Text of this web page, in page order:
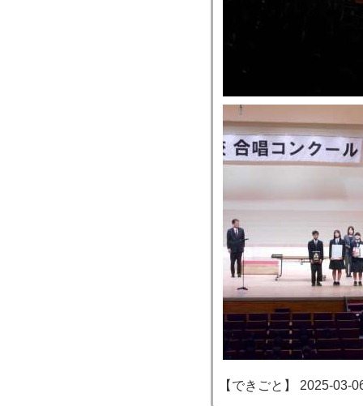
【できごと】 2025-03-